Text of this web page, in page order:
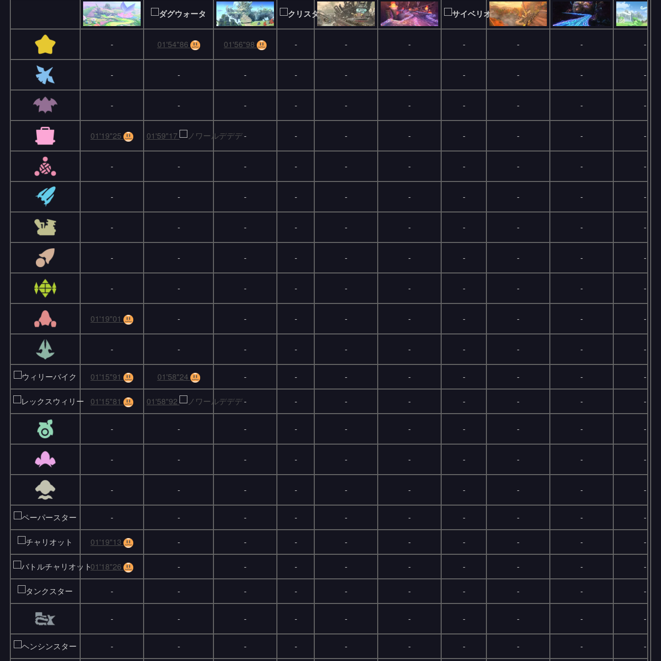
- 01'54"86 01'56"98 - - - - - - -
- - - - - - - - - -
- - - - - - - - - -
01'19"25 01'59"17 - - - - - - - -
- - - - - - - - - -
- - - - - - - - - -
- - - - - - - - - -
- - - - - - - - - -
- - - - - - - - - -
01'19"01 - - - - - - - - -
- - - - - - - - - -
01'15"91 01'58"24 - - - - - - - -
01'15"81 01'58"92 - - - - - - - -
- - - - - - - - - -
- - - - - - - - - -
- - - - - - - - - -
- - - - - - - - - -
01'19"13 - - - - - - - - -
01'18"26 - - - - - - - - -
- - - - - - - - - -
- - - - - - - - - -
- - - - - - - - - -